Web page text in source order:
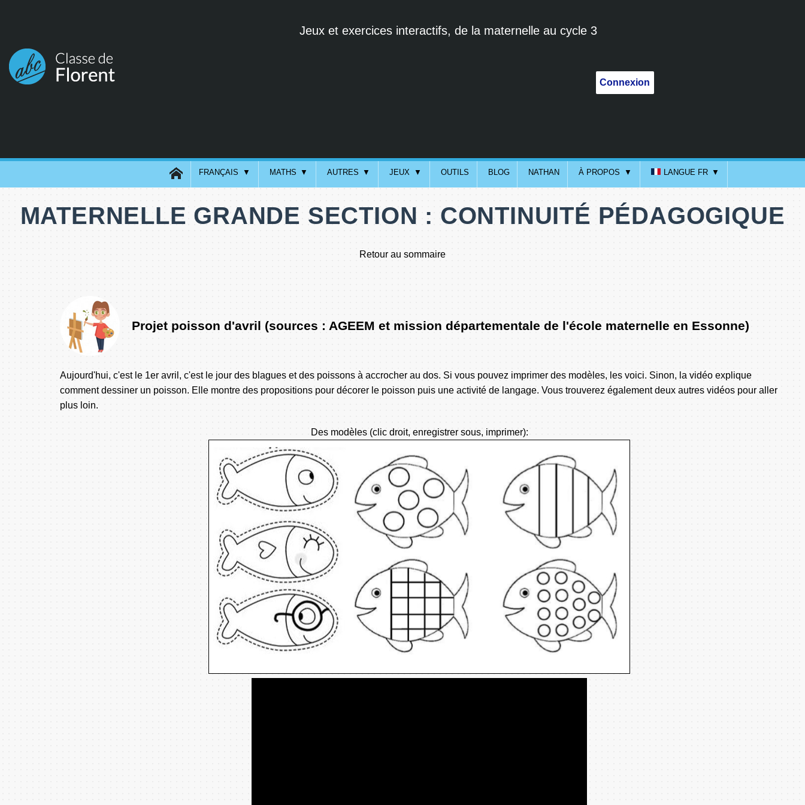
Jeux et exercices interactifs, de la maternelle au cycle 3
Connexion
FRANÇAIS MATHS AUTRES JEUX OUTILS BLOG NATHAN À PROPOS LANGUE FR
MATERNELLE GRANDE SECTION : CONTINUITÉ PÉDAGOGIQUE
Retour au sommaire
Projet poisson d'avril (sources : AGEEM et mission départementale de l'école maternelle en Essonne)
Aujourd'hui, c'est le 1er avril, c'est le jour des blagues et des poissons à accrocher au dos. Si vous pouvez imprimer des modèles, les voici. Sinon, la vidéo explique
comment dessiner un poisson. Elle montre des propositions pour décorer le poisson puis une activité de langage. Vous trouverez également deux autres vidéos pour aller
plus loin.
Des modèles (clic droit, enregistrer sous, imprimer):